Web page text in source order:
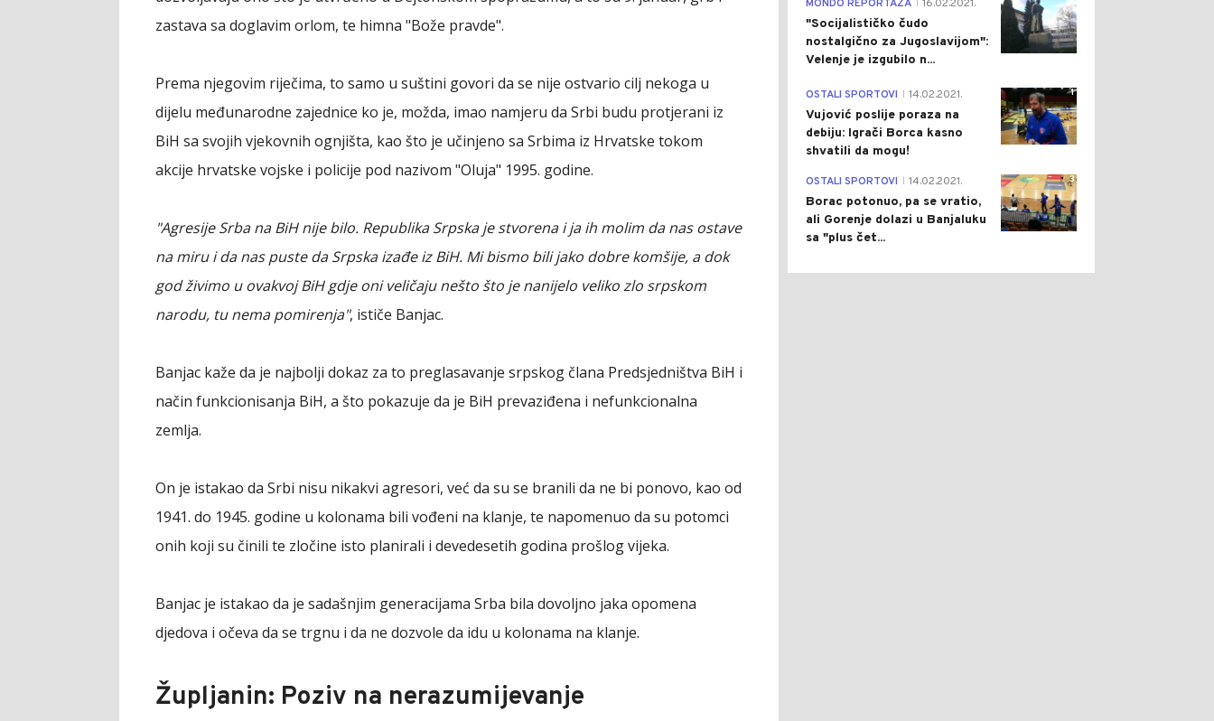
zastava sa doglavim orlom, te himna "Bože pravde".
Prema njegovim riječima, to samo u suštini govori da se nije ostvario cilj nekoga u
dijelu međunarodne zajednice ko je, možda, imao namjeru da Srbi budu protjerani iz
BiH sa svojih vjekovnih ognjišta, kao što je učinjeno sa Srbima iz Hrvatske tokom
akcije hrvatske vojske i policije pod nazivom "Oluja" 1995. godine.
"Agresije Srba na BiH nije bilo. Republika Srpska je stvorena i ja ih molim da nas ostave
na miru i da nas puste da Srpska izađe iz BiH. Mi bismo bili jako dobre komšije, a dok
god živimo u ovakvoj BiH gdje oni veličaju nešto što je nanijelo veliko zlo srpskom
narodu, tu nema pomirenja", ističe Banjac.
Banjac kaže da je najbolji dokaz za to preglasavanje srpskog člana Predsjedništva BiH i
način funkcionisanja BiH, a što pokazuje da je BiH prevaziđena i nefunkcionalna
zemlja.
On je istakao da Srbi nisu nikakvi agresori, već da su se branili da ne bi ponovo, kao od
1941. do 1945. godine u kolonama bili vođeni na klanje, te napomenuo da su potomci
onih koji su činili te zločine isto planirali i devedesetih godina prošlog vijeka.
Banjac je istakao da je sadašnjim generacijama Srba bila dovoljno jaka opomena
djedova i očeva da se trgnu i da ne dozvole da idu u kolonama na klanje.
Župljanin: Poziv na nerazumijevanje
MONDO REPORTAŽA 16.02.2021.
"Socijalističko čudo
nostalgično za Jugoslavijom":
Velenje je izgubilo n...
1
OSTALI SPORTOVI 14.02.2021.
Vujović poslije poraza na
debiju: Igrači Borca kasno
shvatili da mogu!
3
OSTALI SPORTOVI 14.02.2021.
Borac potonuo, pa se vratio,
ali Gorenje dolazi u Banjaluku
sa "plus čet...